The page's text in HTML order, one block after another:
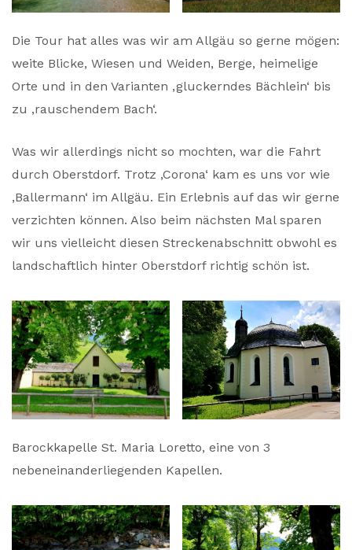
Die Tour hat alles was wir am Allgäu so gerne mögen:
weite Blicke, Wiesen und Weiden, Berge, heimelige
Orte und in den Varianten ‚gluckerndes Bächlein‘ bis
zu ‚rauschendem Bach‘.
Was wir allerdings nicht so mochten, war die Fahrt
durch Oberstdorf. Trotz ‚Corona‘ kam es uns vor wie
‚Ballermann‘ im Allgäu. Ein Erlebnis auf das wir gerne
verzichten können. Also beim nächsten Mal sparen
wir uns vielleicht diesen Streckenabschnitt obwohl es
landschaftlich hinter Oberstdorf richtig schön ist.
Barockkapelle St. Maria Loretto, eine von 3
nebeneinanderliegenden Kapellen.